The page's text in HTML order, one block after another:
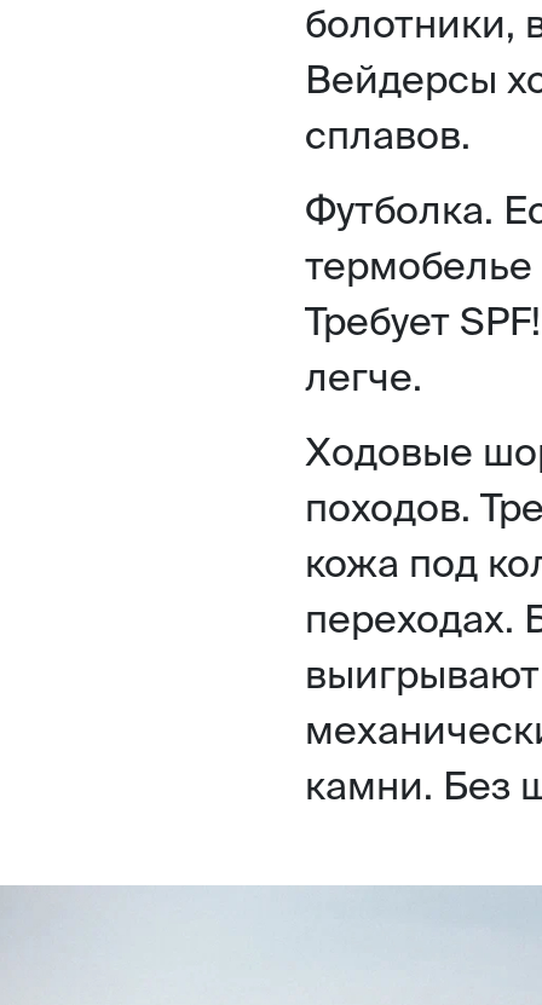
болотники,
Вейдерсы
сплавов.
Футболка.
термобелье
Требует
легче.
Ходовые
походов.
кожа под
переходах.
камни. Без